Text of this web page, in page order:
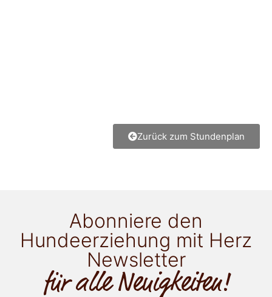
Zurück zum Stundenplan
Abonniere den
Hundeerziehung mit Herz
Newsletter
für alle Neuigkeiten!